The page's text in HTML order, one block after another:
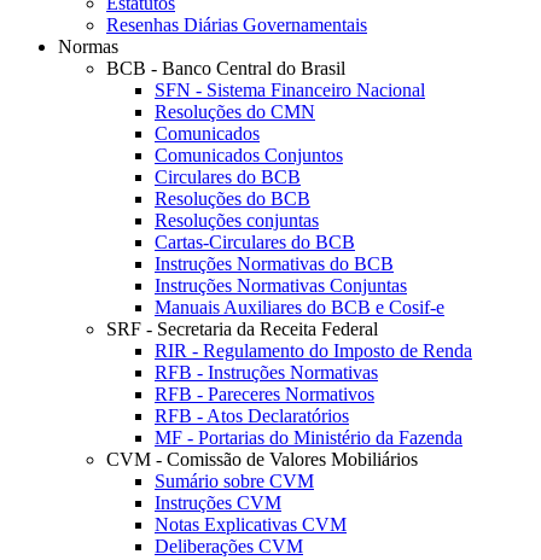
Resenhas Diárias Governamentais
Normas
BCB - Banco Central do Brasil
SFN - Sistema Financeiro Nacional
Resoluções do CMN
Comunicados
Comunicados Conjuntos
Circulares do BCB
Resoluções do BCB
Resoluções conjuntas
Cartas-Circulares do BCB
Instruções Normativas do BCB
Instruções Normativas Conjuntas
Manuais Auxiliares do BCB e Cosif-e
SRF - Secretaria da Receita Federal
RIR - Regulamento do Imposto de Renda
RFB - Instruções Normativas
RFB - Pareceres Normativos
RFB - Atos Declaratórios
MF - Portarias do Ministério da Fazenda
CVM - Comissão de Valores Mobiliários
Sumário sobre CVM
Instruções CVM
Notas Explicativas CVM
Deliberações CVM